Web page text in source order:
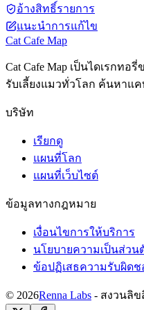
อ้างสิทธิ์รายการ
แนะนำการแก้ไข
Cat Cafe Map
Cat Cafe Map เป็นไดเรกท
รับเลี้ยงแมวทั่วโลก ค้นหาแ
บริษัท
เรียกดู
แผนที่โลก
แผนที่เว็บไซต์
ข้อมูลทางกฎหมาย
เงื่อนไขการให้บริการ
นโยบายความเป็นส่วน
ข้อปฏิเสธความรับผิด
© 2026Renna Labs - สงวนลิ